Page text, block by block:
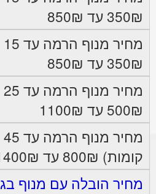
350₪ עד 850₪
350₪ עד 850₪
500₪ עד 1100₪
קומות) 800₪ עד 1400₪
מחיר הובלה עם מנוף